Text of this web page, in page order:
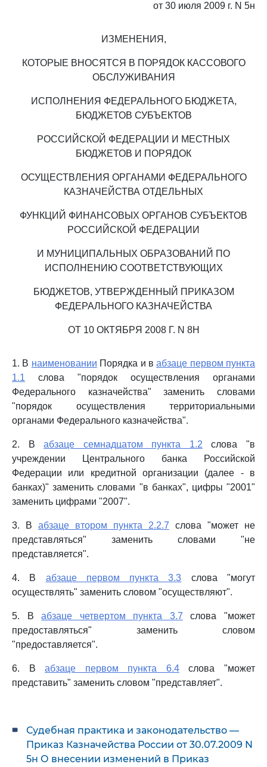
от 30 июля 2009 г. N 5н
ИЗМЕНЕНИЯ,
КОТОРЫЕ ВНОСЯТСЯ В ПОРЯДОК КАССОВОГО
ОБСЛУЖИВАНИЯ
ИСПОЛНЕНИЯ ФЕДЕРАЛЬНОГО БЮДЖЕТА,
БЮДЖЕТОВ СУБЪЕКТОВ
РОССИЙСКОЙ ФЕДЕРАЦИИ И МЕСТНЫХ
БЮДЖЕТОВ И ПОРЯДОК
ОСУЩЕСТВЛЕНИЯ ОРГАНАМИ ФЕДЕРАЛЬНОГО
КАЗНАЧЕЙСТВА ОТДЕЛЬНЫХ
ФУНКЦИЙ ФИНАНСОВЫХ ОРГАНОВ СУБЪЕКТОВ
РОССИЙСКОЙ ФЕДЕРАЦИИ
И МУНИЦИПАЛЬНЫХ ОБРАЗОВАНИЙ ПО
ИСПОЛНЕНИЮ СООТВЕТСТВУЮЩИХ
БЮДЖЕТОВ, УТВЕРЖДЕННЫЙ ПРИКАЗОМ
ФЕДЕРАЛЬНОГО КАЗНАЧЕЙСТВА
ОТ 10 ОКТЯБРЯ 2008 Г. N 8Н
1. В наименовании Порядка и вабзаце первом пункта
1.1 слова "порядок осуществления органами
Федерального казначейства" заменить словами
"порядок осуществления территориальными
органами Федерального казначейства".
2. Вабзаце семнадцатом пункта 1.2 слова "в
учреждении Центрального банка Российской
Федерации или кредитной организации (далее - в
банках)" заменить словами "в банках", цифры "2001"
заменить цифрами "2007".
3. В абзаце втором пункта 2.2.7 слова "может не
представляться" заменить словами "не
представляется".
4. В абзаце первом пункта 3.3 слова "могут
осуществлять" заменить словом "осуществляют".
5. Вабзаце четвертом пункта 3.7 слова "может
предоставляться" заменить словом
"предоставляется".
6. Вабзаце первом пункта 6.4слова "может
представить" заменить словом "представляет".
Судебная практика и законодательство —
Приказ Казначейства России от 30.07.2009 N
5н О внесении изменений в Приказ